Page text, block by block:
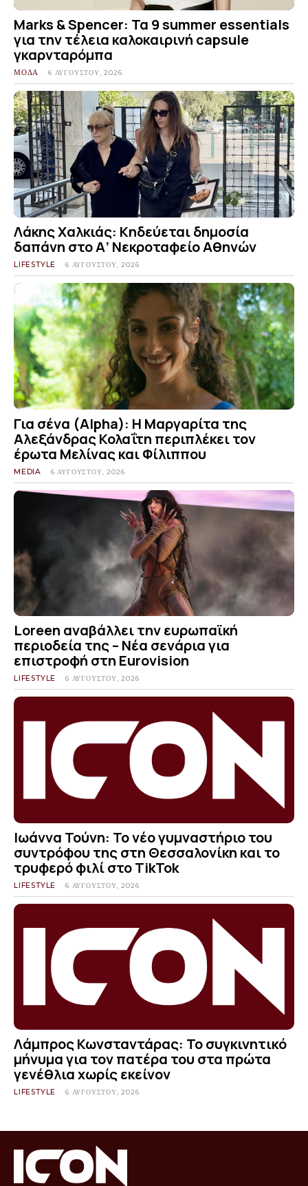
Marks & Spencer: Τα 9 summer essentials
για την τέλεια καλοκαιρινή capsule
γκαρνταρόμπα
ΜΟΔΑ 6 ΑΥΓΟΎΣΤΟΥ, 2026
Λάκης Χαλκιάς: Κηδεύεται δημοσία
δαπάνη στο Α’ Νεκροταφείο Αθηνών
LIFESTYLE 6 ΑΥΓΟΎΣΤΟΥ, 2026
Για σένα (Alpha): Η Μαργαρίτα της
Αλεξάνδρας Κολαΐτη περιπλέκει τον
έρωτα Μελίνας και Φίλιππου
MEDIA 6 ΑΥΓΟΎΣΤΟΥ, 2026
Loreen αναβάλλει την ευρωπαϊκή
περιοδεία της – Νέα σενάρια για
επιστροφή στη Eurovision
LIFESTYLE 6 ΑΥΓΟΎΣΤΟΥ, 2026
Ιωάννα Τούνη: Το νέο γυμναστήριο του
συντρόφου της στη Θεσσαλονίκη και το
τρυφερό φιλί στο TikTok
LIFESTYLE 6 ΑΥΓΟΎΣΤΟΥ, 2026
Λάμπρος Κωνσταντάρας: Το συγκινητικό
μήνυμα για τον πατέρα του στα πρώτα
γενέθλια χωρίς εκείνον
LIFESTYLE 6 ΑΥΓΟΎΣΤΟΥ, 2026